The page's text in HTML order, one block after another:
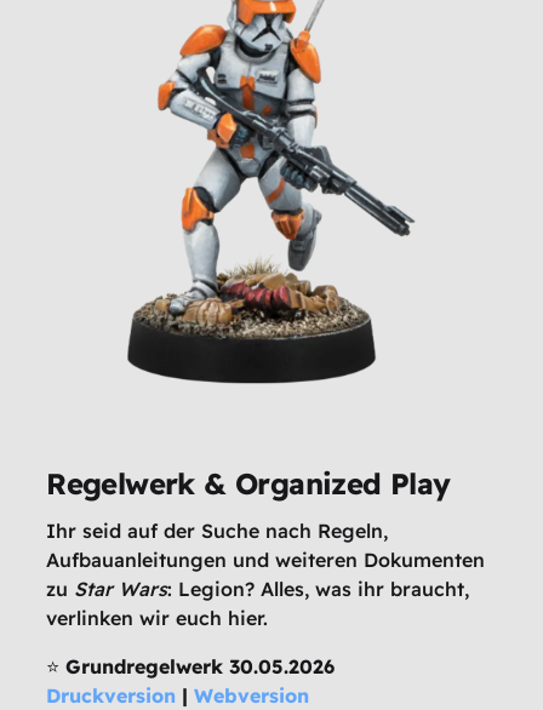
Regelwerk & Organized Play
Ihr seid auf der Suche nach Regeln,
Aufbauanleitungen und weiteren Dokumenten
zu Star Wars: Legion? Alles, was ihr braucht,
verlinken wir euch hier.
⭐Grundregelwerk 30.05.2026
Druckversion |Webversion